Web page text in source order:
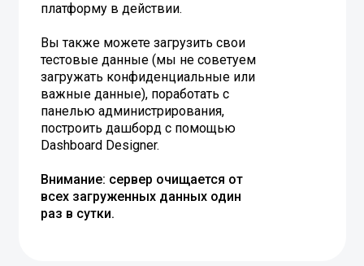
платформу в действии.
Вы также можете загрузить свои
тестовые данные (мы не советуем
загружать конфиденциальные или
важные данные), поработать с
панелью администрирования,
построить дашборд с помощью
Dashboard Designer.
Внимание: сервер очищается от
всех загруженных данных один
раз в сутки.